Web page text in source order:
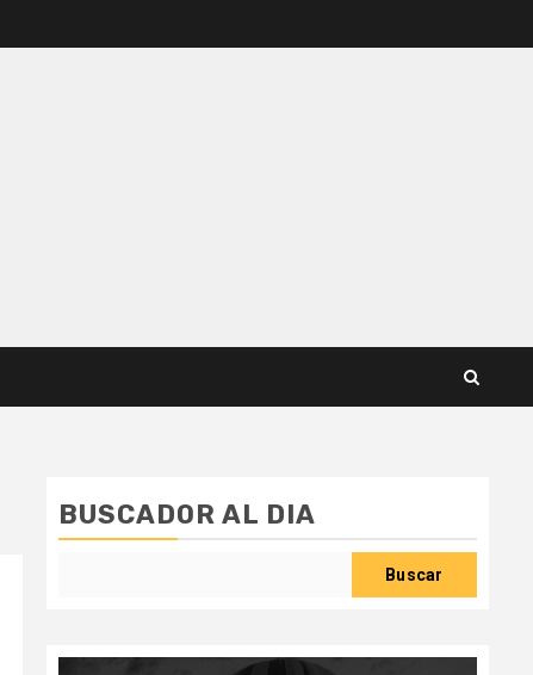
BUSCADOR AL DIA
Buscar